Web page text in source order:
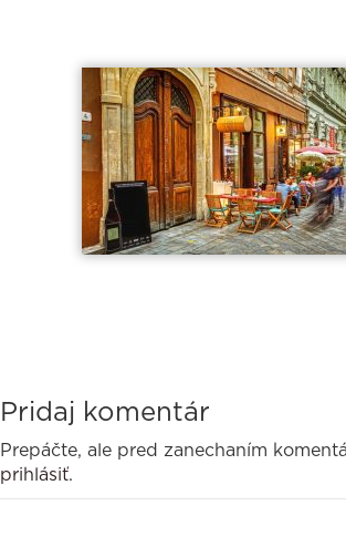
Pridaj komentár
Prepáčte, ale pred zanechaním
prihlásiť.